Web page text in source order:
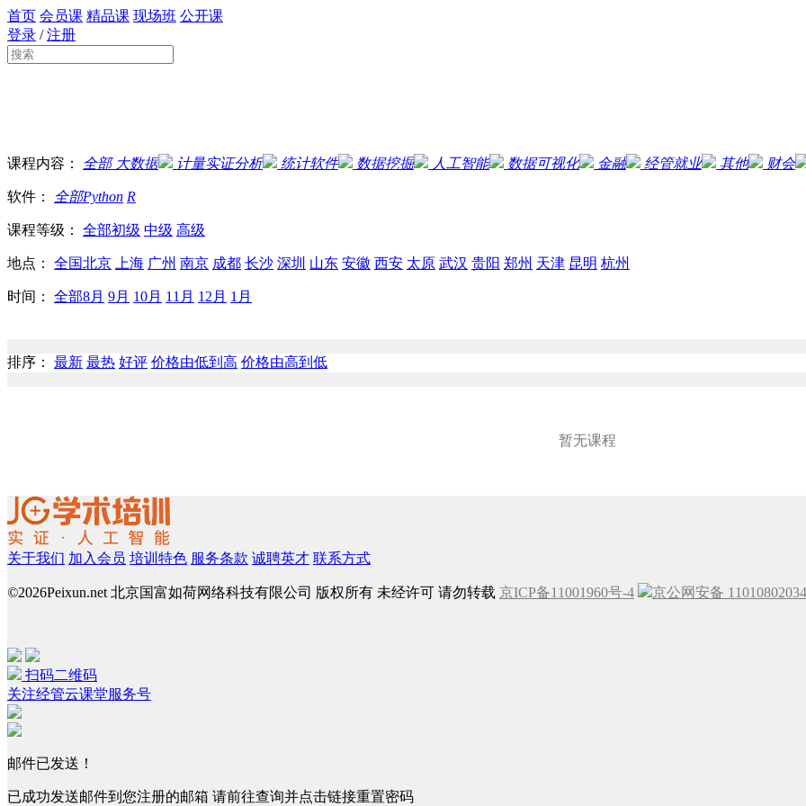
首页 会员课 精品课 现场班 公开课
登录 /注册
课程内容： 全部大数据 计量实证分析 统计软件 数据挖掘 人工智能 数据可视化 金融 经管就业 其他 财会
软件： 全部Python R
课程等级： 全部初级 中级 高级
地点： 全国北京 上海 广州 南京 成都 长沙 深圳 山东 安徽 西安 太原 武汉 贵阳 郑州 天津 昆明 杭州
时间： 全部8月 9月 10月 11月 12月 1月
排序： 最新 最热 好评 价格由低到高 价格由高到低
暂无课程
关于我们 加入会员 培训特色 服务条款 诚聘英才 联系方式
©2026Peixun.net 北京国富如荷网络科技有限公司 版权所有 未经许可 请勿转载 京ICP备11001960号-4 京公网安备
扫码二维码
关注经管云课堂服务号
邮件已发送！
已成功发送邮件到您注册的邮箱 请前往查询并点击链接重置密码